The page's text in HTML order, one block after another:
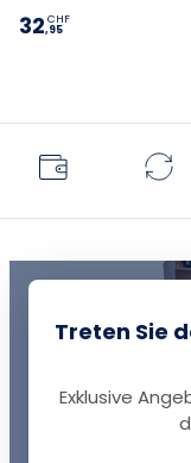
32,95
CHF
Treten Sie
Exklusive